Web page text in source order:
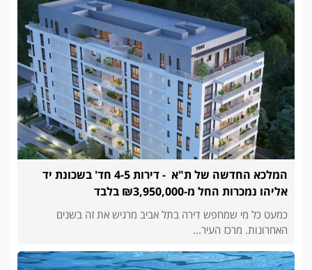
המלכא החדשה של ת"א - דירות 4-5 חד' בשכונת יד
אליהו נמכרות החל מ-₪3,950,000 בלבד
כמעט כל מי שמחפש דירה בתל אביב מרגיש את זה בשנים
האחרונות. מרכז העיר...